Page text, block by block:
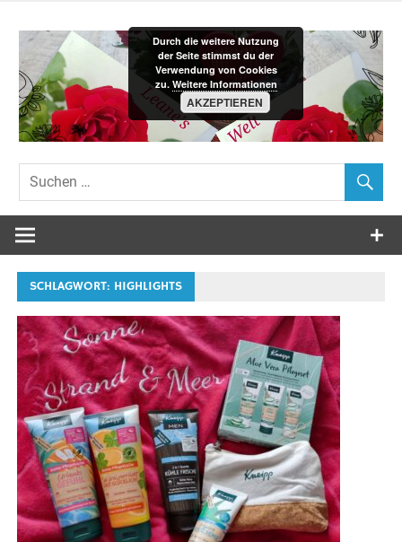
Inhalt
springen
Leane´s-
Welt
SCHLAGWORT: HIGHLIGHTS
Durch die weitere Nutzung
der Seite stimmst du der
Verwendung von Cookies
zu. Weitere Informationen
AKZEPTIEREN